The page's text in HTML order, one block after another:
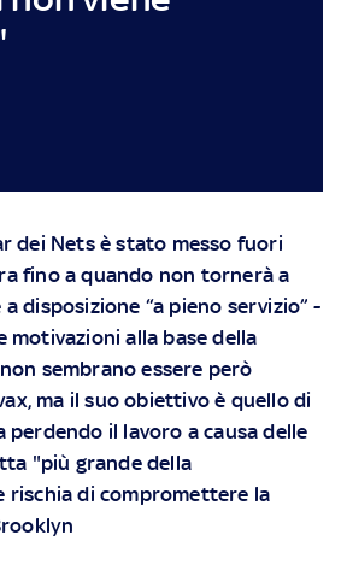
dei Nets è stato messo fuori
fino a quando non tornerà a
a disposizione “a pieno servizio” -
motivazioni alla base della
sembrano essere però
ma il suo obiettivo è quello di
perdendo il lavoro a causa delle
"più grande della
rischia di compromettere la